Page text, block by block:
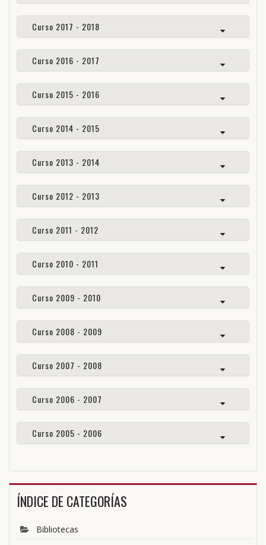
Curso 2017 - 2018
Curso 2016 - 2017
Curso 2015 - 2016
Curso 2014 - 2015
Curso 2013 - 2014
Curso 2012 - 2013
Curso 2011 - 2012
Curso 2010 - 2011
Curso 2009 - 2010
Curso 2008 - 2009
Curso 2007 - 2008
Curso 2006 - 2007
Curso 2005 - 2006
ÍNDICE DE CATEGORÍAS
Bibliotecas